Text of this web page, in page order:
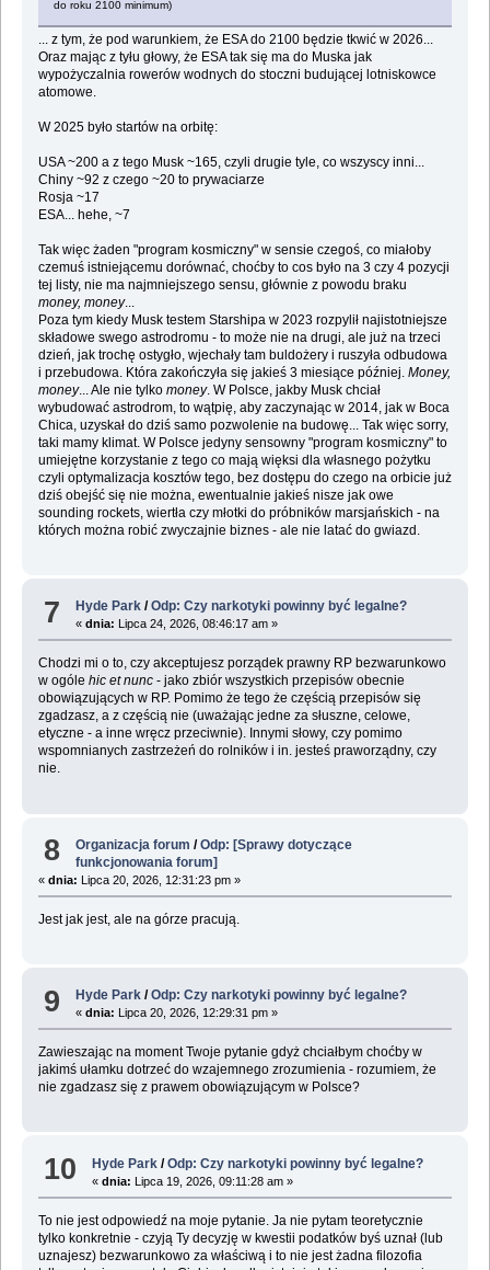
do roku 2100 minimum)
... z tym, że pod warunkiem, że ESA do 2100 będzie tkwić w 2026...
Oraz mając z tyłu głowy, że ESA tak się ma do Muska jak
wypożyczalnia rowerów wodnych do stoczni budującej lotniskowce
atomowe.
W 2025 było startów na orbitę:
USA ~200 a z tego Musk ~165, czyli drugie tyle, co wszyscy inni...
Chiny ~92 z czego ~20 to prywaciarze
Rosja ~17
ESA... hehe, ~7
Tak więc żaden "program kosmiczny" w sensie czegoś, co miałoby
czemuś istniejącemu dorównać, choćby to cos było na 3 czy 4 pozycji
tej listy, nie ma najmniejszego sensu, głównie z powodu braku
money, money...
Poza tym kiedy Musk testem Starshipa w 2023 rozpylił najistotniejsze
składowe swego astrodromu - to może nie na drugi, ale już na trzeci
dzień, jak trochę ostygło, wjechały tam buldożery i ruszyła odbudowa
i przebudowa. Która zakończyła się jakieś 3 miesiące później. Money,
money... Ale nie tylko money. W Polsce, jakby Musk chciał
wybudować astrodrom, to wątpię, aby zaczynając w 2014, jak w Boca
Chica, uzyskał do dziś samo pozwolenie na budowę... Tak więc sorry,
taki mamy klimat. W Polsce jedyny sensowny "program kosmiczny" to
umiejętne korzystanie z tego co mają więksi dla własnego pożytku
czyli optymalizacja kosztów tego, bez dostępu do czego na orbicie już
dziś obejść się nie można, ewentualnie jakieś nisze jak owe
sounding rockets, wiertła czy młotki do próbników marsjańskich - na
których można robić zwyczajnie biznes - ale nie latać do gwiazd.
7 Hyde Park /Odp: Czy narkotyki powinny być legalne?
«dnia: Lipca 24, 2026, 08:46:17 am »
Chodzi mi o to, czy akceptujesz porządek prawny RP bezwarunkowo
w ogóle hic et nunc- jako zbiór wszystkich przepisów obecnie
obowiązujących w RP. Pomimo że tego że częścią przepisów się
zgadzasz, a z częścią nie (uważając jedne za słuszne, celowe,
etyczne - a inne wręcz przeciwnie). Innymi słowy, czy pomimo
wspomnianych zastrzeżeń do rolników i in. jesteś praworządny, czy
nie.
8 Organizacja forum /Odp: [Sprawy dotyczące
funkcjonowania forum]
« dnia: Lipca 20, 2026, 12:31:23 pm »
Jest jak jest, ale na górze pracują.
9 Hyde Park /Odp: Czy narkotyki powinny być legalne?
«dnia: Lipca 20, 2026, 12:29:31 pm »
Zawieszając na moment Twoje pytanie gdyż chciałbym choćby w
jakimś ułamku dotrzeć do wzajemnego zrozumienia - rozumiem, że
nie zgadzasz się z prawem obowiązującym w Polsce?
10 Hyde Park /Odp: Czy narkotyki powinny być legalne?
«dnia: Lipca 19, 2026, 09:11:28 am »
To nie jest odpowiedź na moje pytanie. Ja nie pytam teoretycznie
tylko konkretnie - czyją Ty decyzję w kwestii podatków byś uznał (lub
uznajesz) bezwarunkowo za właściwą i to nie jest żadna filozofia